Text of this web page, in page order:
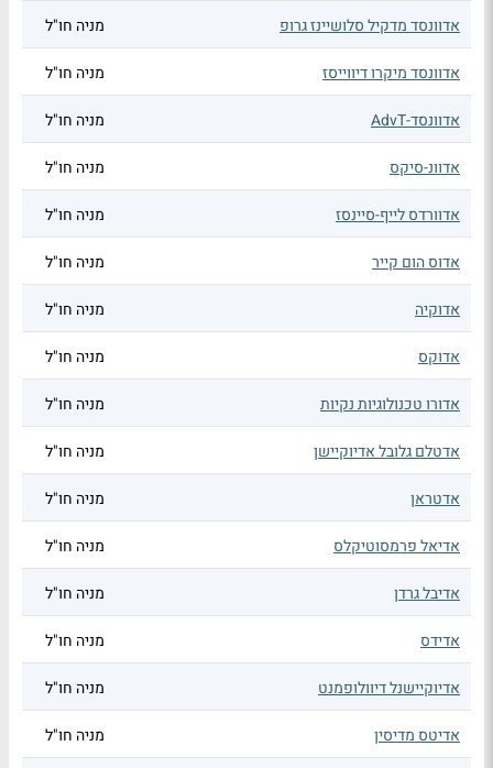
אדוונסד מדקיל סלושיינז גרופ מניה חו"ל
אדוונסד מיקרו דיווייסז מניה חו"ל
אדוונסד-AdvT מניה חו"ל
אדוונ-סיקס מניה חו"ל
אדוורדס לייף-סיינסז מניה חו"ל
אדוס הום קייר מניה חו"ל
אדוקיה מניה חו"ל
אדוקס מניה חו"ל
אדורו טכנולוגיות נקיות מניה חו"ל
אדטלם גלובל אדיוקיישן מניה חו"ל
אדטראן מניה חו"ל
אדיאל פרמסוטיקלס מניה חו"ל
אדיבל גרדן מניה חו"ל
אדידס מניה חו"ל
אדיוקיישנל דיוולופמנט מניה חו"ל
אדיטס מדיסין מניה חו"ל